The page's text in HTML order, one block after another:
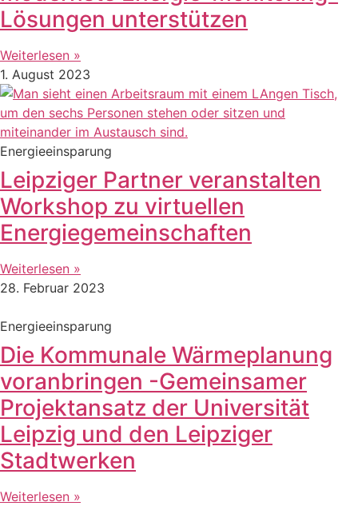
Lösungen unterstützen
Weiterlesen »
1. August 2023
Energieeinsparung
Leipziger Partner veranstalten
Workshop zu virtuellen
Energiegemeinschaften
Weiterlesen »
28. Februar 2023
Energieeinsparung
Die Kommunale Wärmeplanung
voranbringen -Gemeinsamer
Projektansatz der Universität
Leipzig und den Leipziger
Stadtwerken
Weiterlesen »